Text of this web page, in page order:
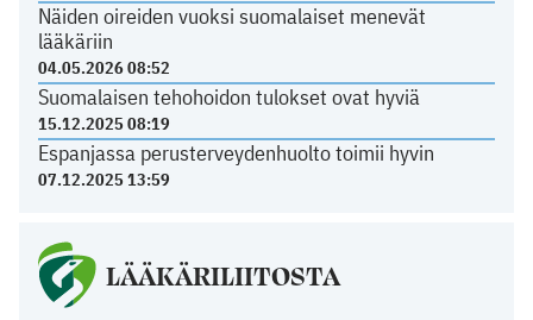
Näiden oireiden vuoksi suomalaiset menevät
lääkäriin
04.05.2026 08:52
Suomalaisen tehohoidon tulokset ovat hyviä
15.12.2025 08:19
Espanjassa perusterveydenhuolto toimii hyvin
07.12.2025 13:59
LÄÄKÄRILIITOSTA